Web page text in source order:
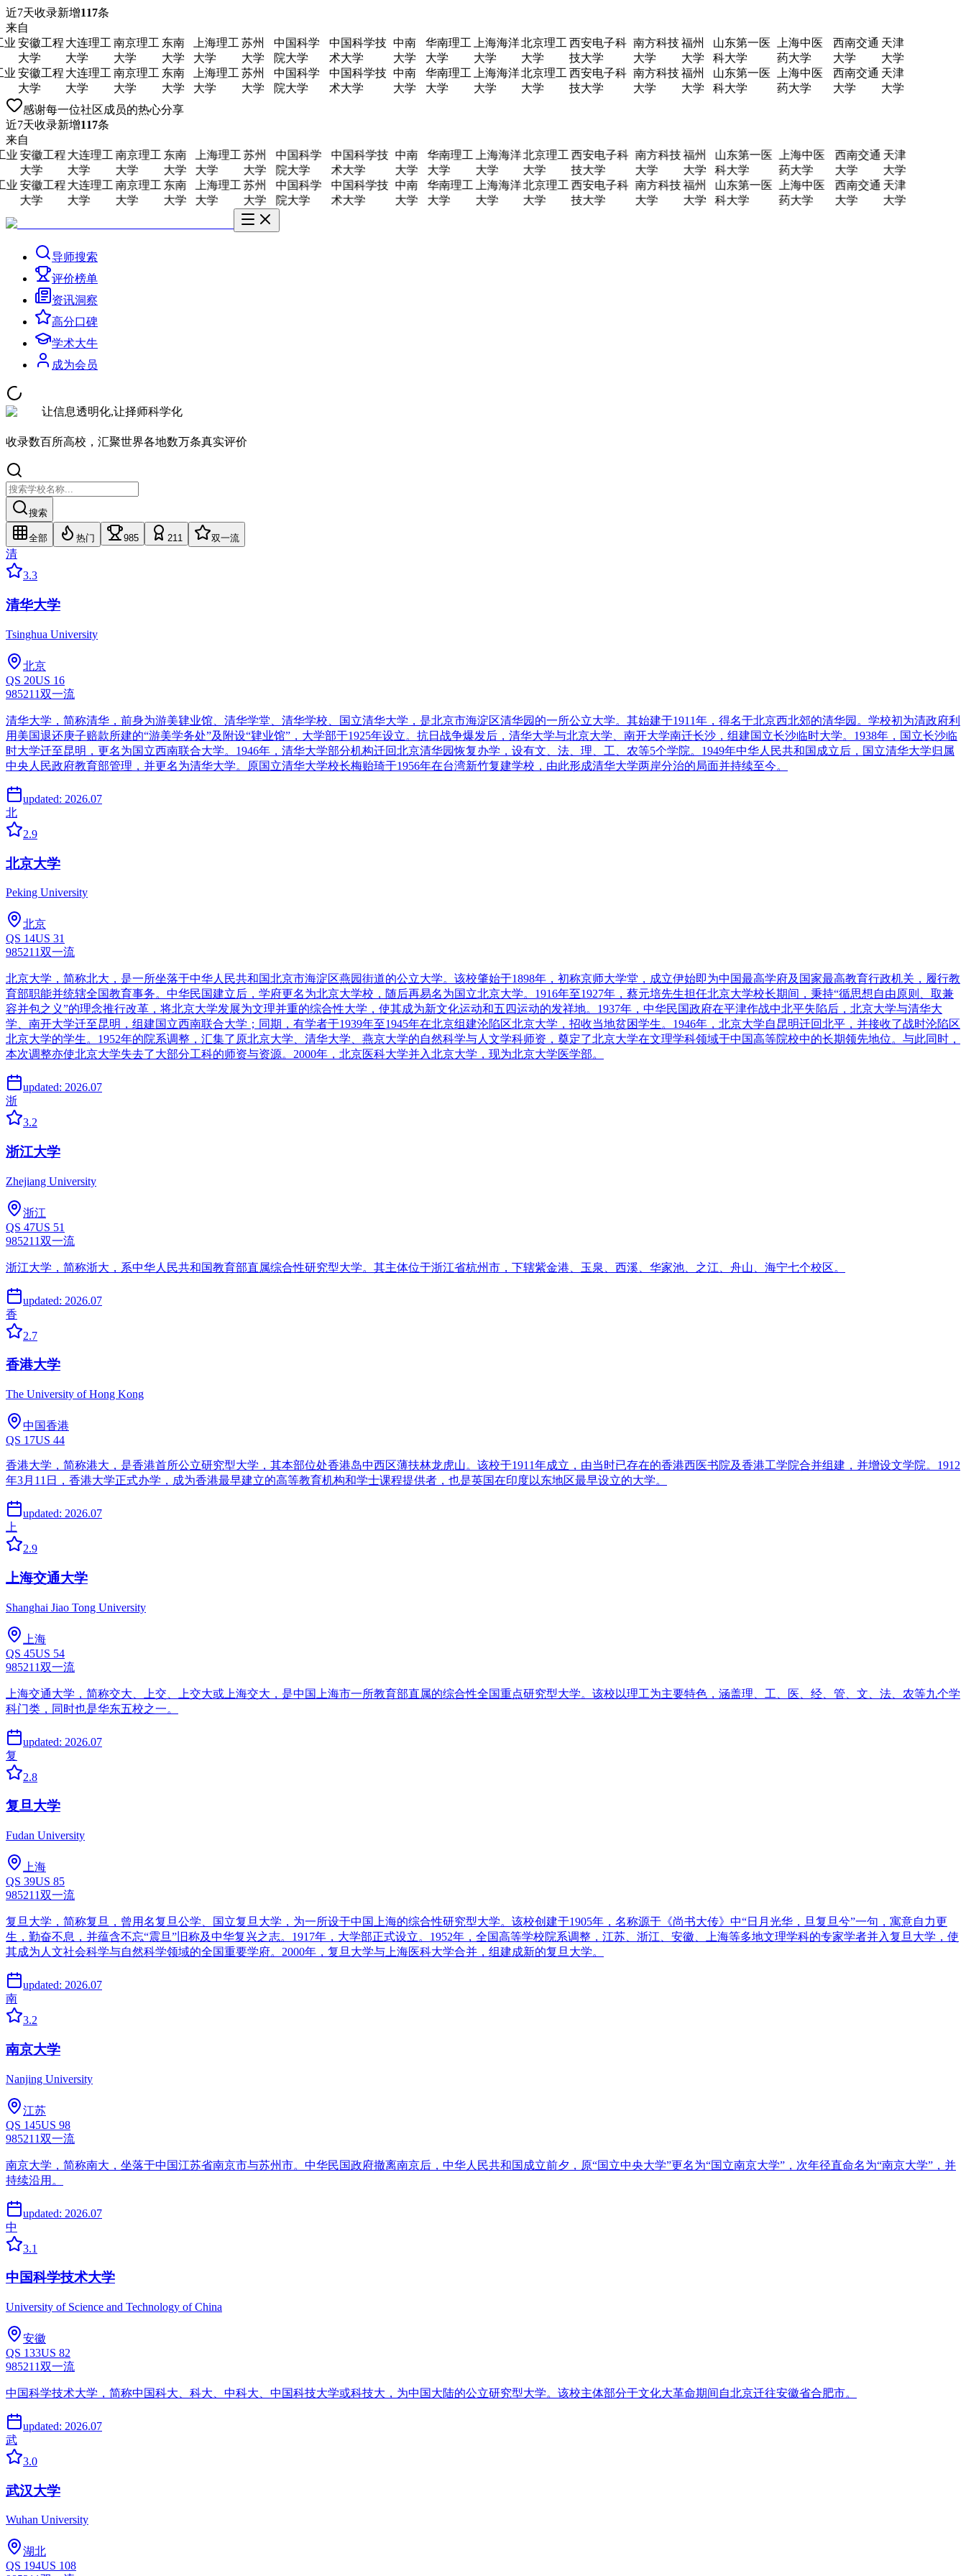
近7天收录新增117条
来自
安徽工程
大学
大连理工
大学
南京理工
大学
东南
大学
上海理工
大学
苏州
大学
中国科学
院大学
中国科学技
术大学
中南
大学
华南理工
大学
上海海洋
大学
北京理工
大学
西安电子科
技大学
南方科技
大学
福州
大学
山东第一医
科大学
上海中医
药大学
西南交通
大学
天津
大学
安徽工程
大学
大连理工
大学
南京理工
大学
东南
大学
上海理工
大学
苏州
大学
中国科学
院大学
中国科学技
术大学
中南
大学
华南理工
大学
上海海洋
大学
北京理工
大学
西安电子科
技大学
南方科技
大学
福州
大学
山东第一医
科大学
上海中医
药大学
西南交通
大学
天津
大学
感谢每一位社区成员的热心分享
近7天收录新增117条
来自
安徽工程
大学
大连理工
大学
南京理工
大学
东南
大学
上海理工
大学
苏州
大学
中国科学
院大学
中国科学技
术大学
中南
大学
华南理工
大学
上海海洋
大学
北京理工
大学
西安电子科
技大学
南方科技
大学
福州
大学
山东第一医
科大学
上海中医
药大学
西南交通
大学
天津
大学
安徽工程
大学
大连理工
大学
南京理工
大学
东南
大学
上海理工
大学
苏州
大学
中国科学
院大学
中国科学技
术大学
中南
大学
华南理工
大学
上海海洋
大学
北京理工
大学
西安电子科
技大学
南方科技
大学
福州
大学
山东第一医
科大学
上海中医
药大学
西南交通
大学
天津
大学
导师搜索
评价榜单
资讯洞察
高分口碑
学术大牛
成为会员
让信息透明化,让择师科学化
收录数百所高校，汇聚世界各地数万条真实评价
搜索
全部 热门 985 211 双一流
清
3.3
清华大学
Tsinghua University
北京
QS 20US 16
985211双一流
清华大学，简称清华，前身为游美肄业馆、清华学堂、清华学校、国立清华大学，是北京市海淀区清华园的一所公立大学。其始建于1911年，得名于北京西北郊的清华园。学校初为清政府利
用美国退还庚子赔款所建的“游美学务处”及附设“肄业馆”，大学部于1925年设立。抗日战争爆发后，清华大学与北京大学、南开大学南迁长沙，组建国立长沙临时大学。1938年，国立长沙临
时大学迁至昆明，更名为国立西南联合大学。1946年，清华大学部分机构迁回北京清华园恢复办学，设有文、法、理、工、农等5个学院。1949年中华人民共和国成立后，国立清华大学归属
中央人民政府教育部管理，并更名为清华大学。原国立清华大学校长梅贻琦于1956年在台湾新竹复建学校，由此形成清华大学两岸分治的局面并持续至今。
updated: 2026.07
北
2.9
北京大学
Peking University
北京
QS 14US 31
985211双一流
北京大学，简称北大，是一所坐落于中华人民共和国北京市海淀区燕园街道的公立大学。该校肇始于1898年，初称京师大学堂，成立伊始即为中国最高学府及国家最高教育行政机关，履行教
育部职能并统辖全国教育事务。中华民国建立后，学府更名为北京大学校，随后再易名为国立北京大学。1916年至1927年，蔡元培先生担任北京大学校长期间，秉持“循思想自由原则、取兼
容并包之义”的理念推行改革，将北京大学发展为文理并重的综合性大学，使其成为新文化运动和五四运动的发祥地。1937年，中华民国政府在平津作战中北平失陷后，北京大学与清华大
学、南开大学迁至昆明，组建国立西南联合大学；同期，有学者于1939年至1945年在北京组建沦陷区北京大学，招收当地贫困学生。1946年，北京大学自昆明迁回北平，并接收了战时沦陷区
北京大学的学生。1952年的院系调整，汇集了原北京大学、清华大学、燕京大学的自然科学与人文学科师资，奠定了北京大学在文理学科领域于中国高等院校中的长期领先地位。与此同时，
本次调整亦使北京大学失去了大部分工科的师资与资源。2000年，北京医科大学并入北京大学，现为北京大学医学部。
updated: 2026.07
浙
3.2
浙江大学
Zhejiang University
浙江
QS 47US 51
985211双一流
浙江大学，简称浙大，系中华人民共和国教育部直属综合性研究型大学。其主体位于浙江省杭州市，下辖紫金港、玉泉、西溪、华家池、之江、舟山、海宁七个校区。
updated: 2026.07
香
2.7
香港大学
The University of Hong Kong
中国香港
QS 17US 44
香港大学，简称港大，是香港首所公立研究型大学，其本部位处香港岛中西区薄扶林龙虎山。该校于1911年成立，由当时已存在的香港西医书院及香港工学院合并组建，并增设文学院。1912
年3月11日，香港大学正式办学，成为香港最早建立的高等教育机构和学士课程提供者，也是英国在印度以东地区最早设立的大学。
updated: 2026.07
上
2.9
上海交通大学
Shanghai Jiao Tong University
上海
QS 45US 54
985211双一流
上海交通大学，简称交大、上交、上交大或上海交大，是中国上海市一所教育部直属的综合性全国重点研究型大学。该校以理工为主要特色，涵盖理、工、医、经、管、文、法、农等九个学
科门类，同时也是华东五校之一。
updated: 2026.07
复
2.8
复旦大学
Fudan University
上海
QS 39US 85
985211双一流
复旦大学，简称复旦，曾用名复旦公学、国立复旦大学，为一所设于中国上海的综合性研究型大学。该校创建于1905年，名称源于《尚书大传》中“日月光华，旦复旦兮”一句，寓意自力更
生，勤奋不息，并蕴含不忘“震旦”旧称及中华复兴之志。1917年，大学部正式设立。1952年，全国高等学校院系调整，江苏、浙江、安徽、上海等多地文理学科的专家学者并入复旦大学，使
其成为人文社会科学与自然科学领域的全国重要学府。2000年，复旦大学与上海医科大学合并，组建成新的复旦大学。
updated: 2026.07
南
3.2
南京大学
Nanjing University
江苏
QS 145US 98
985211双一流
南京大学，简称南大，坐落于中国江苏省南京市与苏州市。中华民国政府撤离南京后，中华人民共和国成立前夕，原“国立中央大学”更名为“国立南京大学”，次年径直命名为“南京大学”，并
持续沿用。
updated: 2026.07
中
3.1
中国科学技术大学
University of Science and Technology of China
安徽
QS 133US 82
985211双一流
中国科学技术大学，简称中国科大、科大、中科大、中国科技大学或科技大，为中国大陆的公立研究型大学。该校主体部分于文化大革命期间自北京迁往安徽省合肥市。
updated: 2026.07
武
3.0
武汉大学
Wuhan University
湖北
QS 194US 108